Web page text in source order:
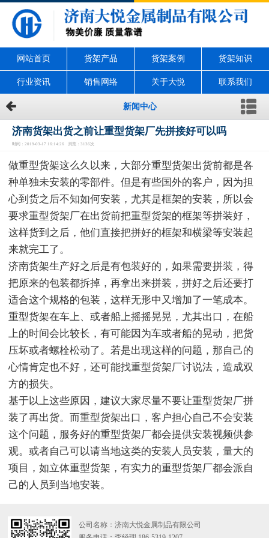
网站首页 货架产品 货架案例 货架知识
行业资讯 销售网络 关于大悦 联系我们
新闻中心
济南货架出货之前让重型货架厂先拼接好可以吗
时间：2019-03-17 16:14:26 浏览：3136次
做重型货架这么久以来，大部分重型货架出货前都是各
种单独未安装的零部件。但是有些国外的客户，因为担
心到货之后不知如何安装，尤其是框架的安装，所以会
要求重型货架厂在出货前把重型货架的框架等拼装好，
这样货到之后，他们直接把拼好的框架和横梁等安装起
来就完工了。
济南货架生产好之后是有包装好的，如果需要拼装，得
把原来的包装都拆掉，再拿出来拼装，拼好之后还要打
适合这个规格的包装，这样无形中又增加了一笔成本。
重型货架在车上、或者船上摇摇晃晃，尤其出口，在船
上的时间会比较长，有可能因为车或者船的晃动，把货
压坏或者螺栓松动了。若是出现这样的问题，那自己的
心情肯定也不好，还可能找重型货架厂讨说法，造成双
方的损失。
基于以上这些原因，建议大家尽量不要让重型货架厂拼
装了再出货。而重型货架出口，客户担心自己不会安装
这个问题，服务好的重型货架厂都会提供安装视频供参
观。或者自己可以请当地这类的安装人员安装，量大的
项目，如立体重型货架，有实力的重型货架厂都会派自
己的人员到当地安装。
公司名称：济南大悦金属制品有限公司